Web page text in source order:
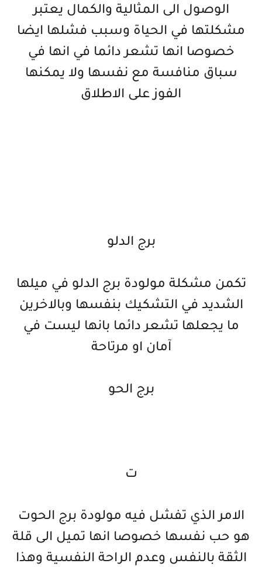
الوصول الى المثالية والكمال يعتبر
مشكلتها في الحياة وسبب فشلها ايضا
خصوصا انها تشعر دائما في انها في
سباق منافسة مع نفسها ولا يمكنها
الفوز على الاطلاق
برج الدلو
تكمن مشكلة مولودة برج الدلو في ميلها
الشديد في التشكيك بنفسها وبالاخرين
ما يجعلها تشعر دائما بانها ليست في
آمان او مرتاحة
برج الحو
ت
الامر الذي تفشل فيه مولودة برج الحوت
هو حب نفسها خصوصا انها تميل الى قلة
الثقة بالنفس وعدم الراحة النفسية وهذا